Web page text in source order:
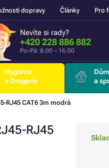
dopravy Články Pro
Nevíte si rady?
+420 228 886 882
Po–Pá: 8:00 – 16:00
Hygiena
+ Drogerie
a
RJ45 CAT6 3m modrá
RJ45